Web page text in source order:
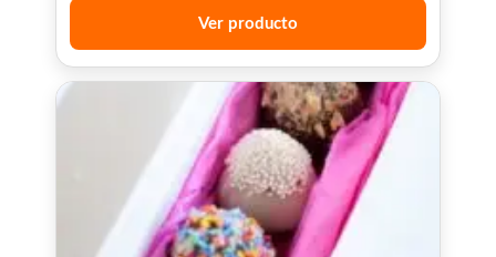
Ver producto